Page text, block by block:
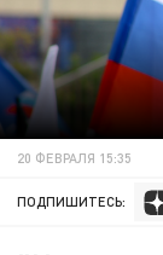
20 ФЕВРАЛЯ 15:35
ПОДПИШИТЕСЬ: